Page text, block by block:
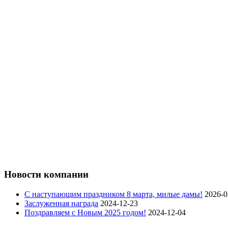
Новости компании
C наступающим праздником 8 марта, милые дамы! 2026-
Заслуженная награда 2024-12-23
Поздравляем с Новым 2025 годом! 2024-12-04